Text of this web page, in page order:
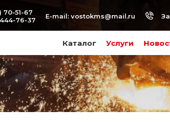
Каталог Услуги
70-51-67
76-37
E-mail: vostokms@mail.ru